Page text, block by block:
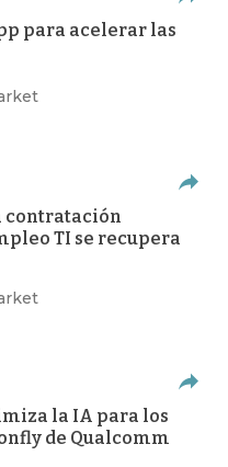
para acelerar las
contratación
TI se recupera
la IA para los
de Qualcomm